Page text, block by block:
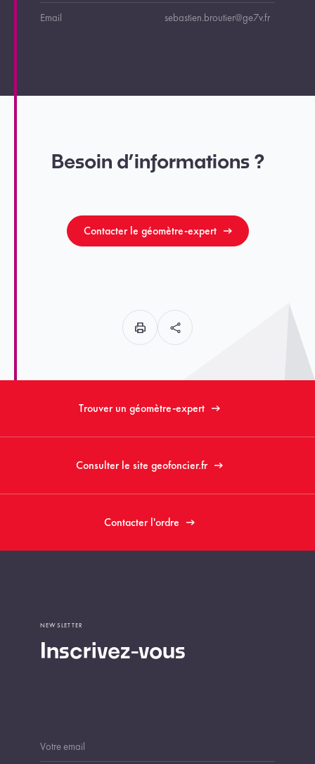
Email sebastien.broutier@ge7v.fr
Besoin d’informations ?
Contacter le géomètre-expert
Trouver un géomètre-expert
Consulter le site geofoncier.fr
Contacter l'ordre
Inscrivez-vous
NEWSLETTER